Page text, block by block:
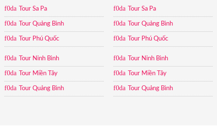
Tour Sa Pa
Tour Quảng Bình
Tour Phú Quốc
Tour Ninh Bình
Tour Miền Tây
Tour Quảng Bình
Tour Sa Pa
Tour Quảng Bình
Tour Phú Quốc
Tour Ninh Bình
Tour Miền Tây
Tour Quảng Bình